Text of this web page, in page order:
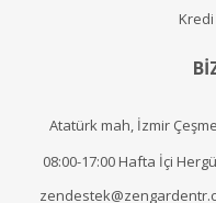
Kredi
Atatürk mah, İzmir
08:00-17:00 Hafta İçi